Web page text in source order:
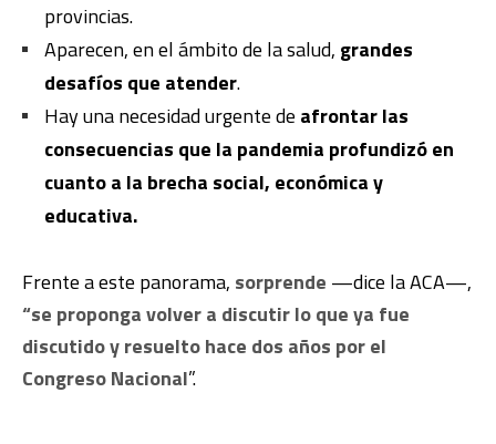
provincias.
Aparecen, en el ámbito de la salud, grandes
desafíos que atender.
Hay una necesidad urgente de afrontar las
consecuencias que la pandemia profundizó en
cuanto a la brecha social, económica y
educativa.
Frente a este panorama, sorprende —dice la ACA—,
“se proponga volver a discutir lo que ya fue
discutido y resuelto hace dos años por el
Congreso Nacional”.